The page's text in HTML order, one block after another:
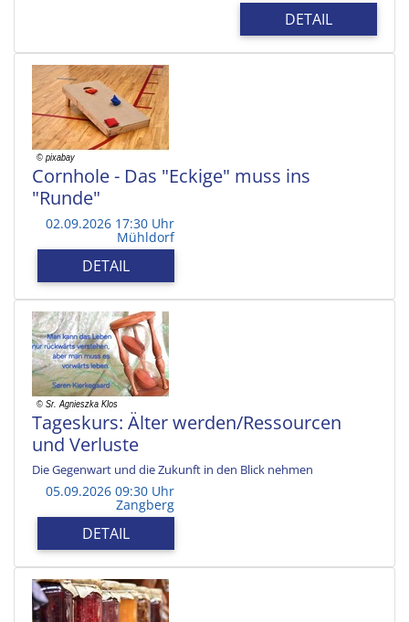
DETAIL
Cornhole - Das "Eckige" muss ins
"Runde"
02.09.2026 17:30 Uhr
Mühldorf
DETAIL
Tageskurs: Älter werden/Ressourcen
und Verluste
Die Gegenwart und die Zukunft in den Blick nehmen
05.09.2026 09:30 Uhr
Zangberg
DETAIL